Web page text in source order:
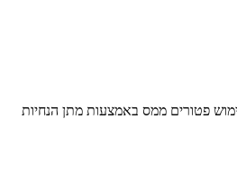
פטורים ממס באמצעות מתן הנחיות